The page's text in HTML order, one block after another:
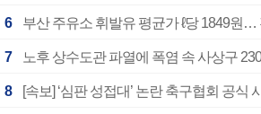
6 부산 주유소 휘발유 평균가 ℓ당 1849원…
7 노후 상수도관 파열에 폭염 속 사상구
8